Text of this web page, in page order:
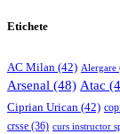
Etichete
AC Milan (42) Alergare
Arsenal (48) Atac
Ciprian Urican (42)
crsse (36) curs instructor